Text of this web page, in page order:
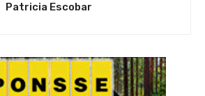
Patricia Escobar